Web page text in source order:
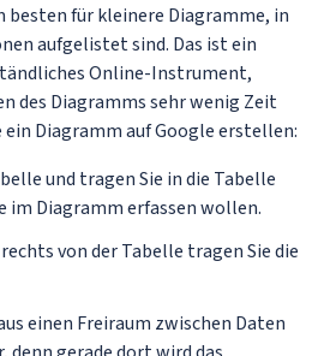
besten für kleinere Diagramme, in
aufgelistet sind. Das ist ein
Online-Instrument,
des Diagramms sehr wenig Zeit
ein Diagramm auf Google erstellen:
und tragen Sie in die Tabelle
im Diagramm erfassen wollen.
von der Tabelle tragen Sie die
einen Freiraum zwischen Daten